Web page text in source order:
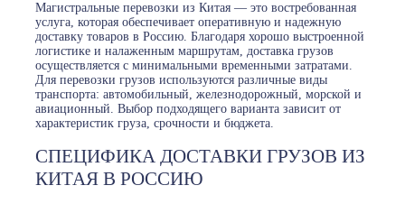
Магистральные перевозки из Китая — это востребованная
услуга, которая обеспечивает оперативную и надежную
доставку товаров в Россию. Благодаря хорошо выстроенной
логистике и налаженным маршрутам, доставка грузов
осуществляется с минимальными временными затратами.
Для перевозки грузов используются различные виды
транспорта: автомобильный, железнодорожный, морской и
авиационный. Выбор подходящего варианта зависит от
характеристик груза, срочности и бюджета.
СПЕЦИФИКА ДОСТАВКИ ГРУЗОВ ИЗ
КИТАЯ В РОССИЮ